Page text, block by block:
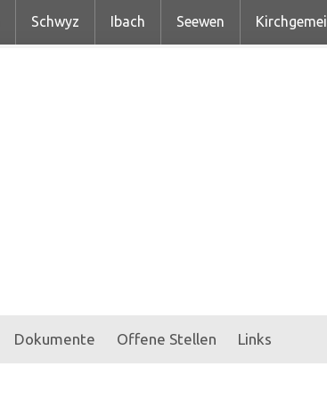
Schwyz Ibach Seewen
Dokumente Offene Stellen Links